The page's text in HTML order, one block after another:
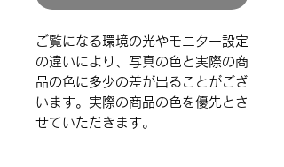
ご覧になる環境の光やモニター設定
の違いにより、写真の色と実際の商
品の色に多少の差が出ることがござ
います。実際の商品の色を優先とさ
せていただきます。